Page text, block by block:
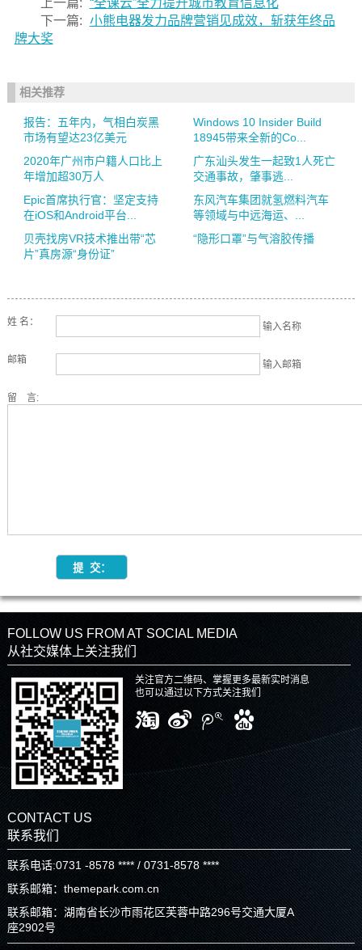
上一篇: “全课云”全力提升城市教育信息化
下一篇: 小熊电器发力品牌营销见成效，斩获年终品
牌大奖
相关推荐
报告：五年内，气相白炭黑
市场有望达23亿美元
Windows 10 Insider Build
18945带来全新的Co...
2020年广州市户籍人口比上
年增加超30万人
广东汕头发生一起致1人死亡
交通事故，肇事逃...
Epic首席执行官：坚定支持
在iOS和Android平台...
东风汽车集团就氢燃料汽车
等领域与中远海运、...
贝壳找房VR技术推出带“芯
片”真房源“身份证”
“隐形口罩”与气溶胶传播
姓 名： 输入名称
邮箱 输入邮箱
留 言:
FOLLOW US FROM AT SOCIAL MEDIA
从社交媒体上关注我们
关注官方二维码、掌握更多最新实时消息
也可以通过以下方式关注我们
CONTACT US
联系我们
联系电话:0731 -8578 **** / 0731-8578 ****
联系邮箱：themepark.com.cn
联系邮箱：湖南省长沙市雨花区芙蓉中路296号交通大厦A
座2902号